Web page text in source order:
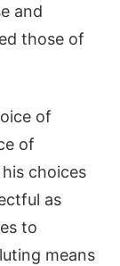
and
those of
of
of
choices
as
to
means